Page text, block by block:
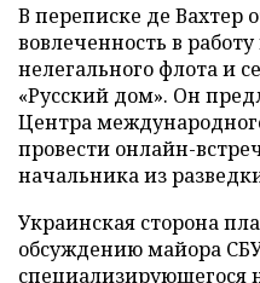
В переписке де Вахтер
вовлеченность в
нелегального флота и
«Русский дом». Он
Центра
провести онлайн-
начальника из
Украинская сторона
обсуждению майора
специализирующегося